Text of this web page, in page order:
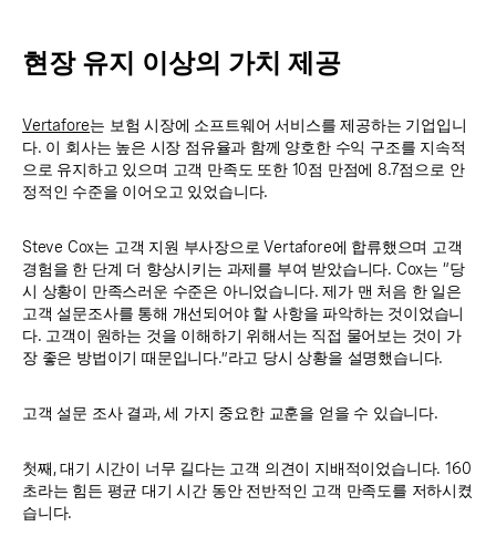
현장 유지 이상의 가치 제공
Vertafore는 보험 시장에 소프트웨어 서비스를 제공하는 기업입니
다. 이 회사는 높은 시장 점유율과 함께 양호한 수익 구조를 지속적
으로 유지하고 있으며 고객 만족도 또한 10점 만점에 8.7점으로 안
정적인 수준을 이어오고 있었습니다.
Steve Cox는 고객 지원 부사장으로 Vertafore에 합류했으며 고객
경험을 한 단계 더 향상시키는 과제를 부여 받았습니다. Cox는 “당
시 상황이 만족스러운 수준은 아니었습니다. 제가 맨 처음 한 일은
고객 설문조사를 통해 개선되어야 할 사항을 파악하는 것이었습니
다. 고객이 원하는 것을 이해하기 위해서는 직접 물어보는 것이 가
장 좋은 방법이기 때문입니다.”라고 당시 상황을 설명했습니다.
고객 설문 조사 결과, 세 가지 중요한 교훈을 얻을 수 있습니다.
첫째, 대기 시간이 너무 길다는 고객 의견이 지배적이었습니다. 160
초라는 힘든 평균 대기 시간 동안 전반적인 고객 만족도를 저하시켰
습니다.